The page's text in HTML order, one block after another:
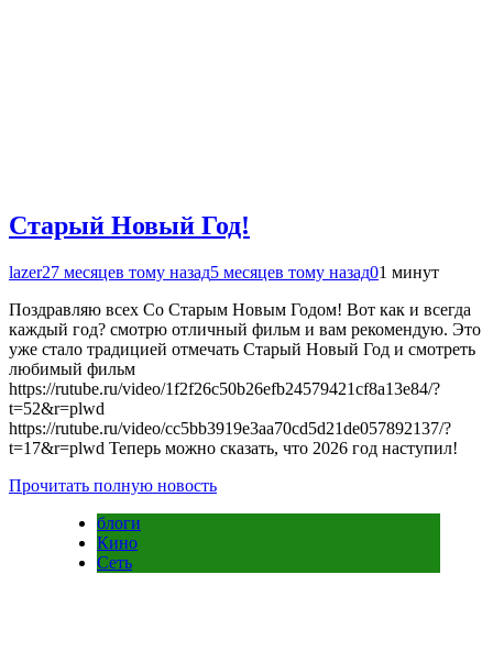
Старый Новый Год!
lazer27 месяцев тому назад5 месяцев тому назад01 минут
Поздравляю всех Со Старым Новым Годом! Вот как и всегда
каждый год? смотрю отличный фильм и вам рекомендую. Это
уже стало традицией отмечать Старый Новый Год и смотреть
любимый фильм
https://rutube.ru/video/1f2f26c50b26efb24579421cf8a13e84/?
t=52&r=plwd
https://rutube.ru/video/cc5bb3919e3aa70cd5d21de057892137/?
t=17&r=plwd Теперь можно сказать, что 2026 год наступил!
Прочитать полную новость
блоги
Кино
Сеть